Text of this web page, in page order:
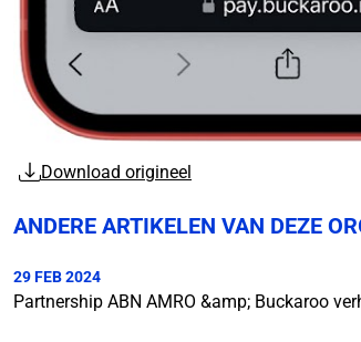
Download origineel
ANDERE ARTIKELEN VAN DEZE
29 FEB 2024
Partnership ABN AMRO &amp; Buckaroo